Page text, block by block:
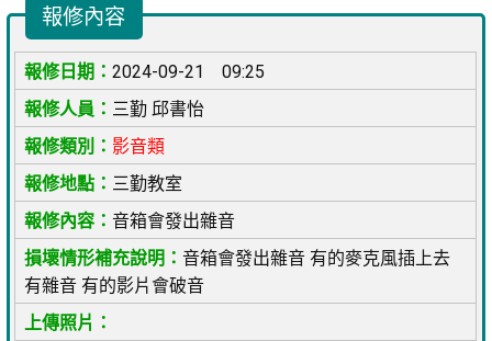
報修內容
2024-09-21 09:25
三勤 邱書怡
影音類
三勤教室
音箱會發出雜音
音箱會發出雜音 有的麥克風插上去
有雜音 有的影片會破音